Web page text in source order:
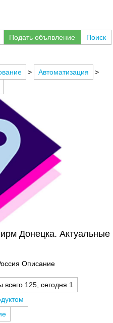
Подать объявление
Поиск
> Автоматизация
>
Донецка. Актуальные
Описание
всего 125 , сегодня 1